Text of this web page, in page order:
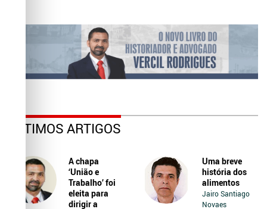
ÚLTIMOS ARTIGOS
A chapa
‘União e
Trabalho’ foi
eleita para
dirigir a
Uma breve
história dos
alimentos
Jairo Santiago
Novaes